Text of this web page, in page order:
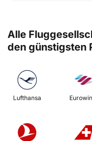
Alle
den günstigsten
Lufthansa